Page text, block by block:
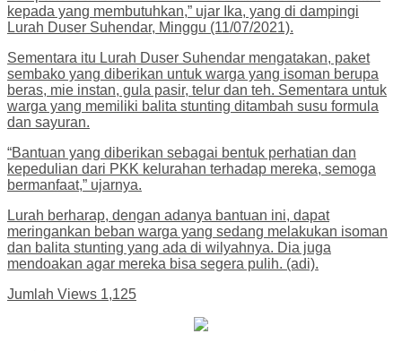
kepada yang membutuhkan,” ujar Ika, yang di dampingi
Lurah Duser Suhendar, Minggu (11/07/2021).
Sementara itu Lurah Duser Suhendar mengatakan, paket
sembako yang diberikan untuk warga yang isoman berupa
beras, mie instan, gula pasir, telur dan teh. Sementara untuk
warga yang memiliki balita stunting ditambah susu formula
dan sayuran.
“Bantuan yang diberikan sebagai bentuk perhatian dan
kepedulian dari PKK kelurahan terhadap mereka, semoga
bermanfaat,” ujarnya.
Lurah berharap, dengan adanya bantuan ini, dapat
meringankan beban warga yang sedang melakukan isoman
dan balita stunting yang ada di wilyahnya. Dia juga
mendoakan agar mereka bisa segera pulih. (adi).
Jumlah Views 1,125